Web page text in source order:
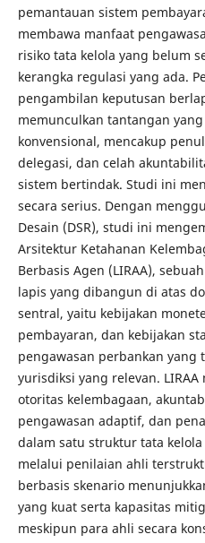
pemantauan sistem
membawa manfaat
risiko tata kelola yang belum
kerangka regulasi yang ada.
pengambilan keputusan
memunculkan tantangan
konvensional, mencakup
delegasi, dan celah
sistem bertindak. Studi ini
secara serius. Dengan
Desain (DSR), studi ini
Arsitektur Ketahanan
Berbasis Agen (LIRAA),
lapis yang dibangun di atas
sentral, yaitu kebijakan
pembayaran, dan kebijakan
pengawasan perbankan
yurisdiksi yang relevan.
otoritas kelembagaan,
pengawasan adaptif, dan
dalam satu struktur tata
melalui penilaian ahli
berbasis skenario
yang kuat serta kapasitas
meskipun para ahli secara